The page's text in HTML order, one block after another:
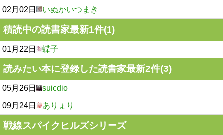
02月02日 いぬかいつまき
積読中の読書家最新1件(1)
01月22日 蝶子
読みたい本に登録した読書家最新2件(3)
05月26日 suicdio
09月24日 ありょり
戦線スパイクヒルズシリーズ